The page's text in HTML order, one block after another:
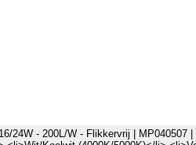
24W - 200L/W - Flikkervrij |